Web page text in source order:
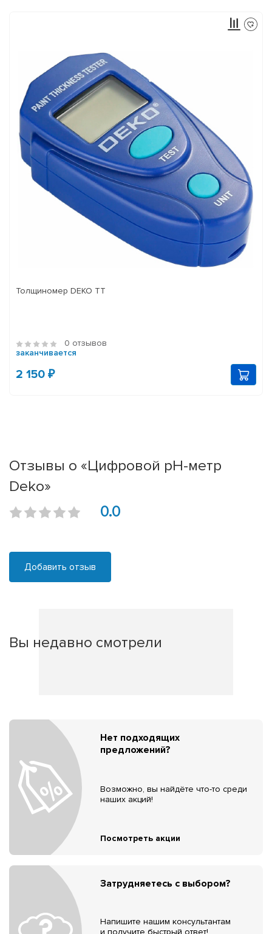
Толщиномер DEKO TT
0 отзывов
заканчивается
2 150 ₽
Отзывы о «Цифровой pH-метр
Deko»
0.0
Добавить отзыв
Вы недавно смотрели
Нет подходящих
предложений?
Возможно, вы найдёте что-то среди
наших акций!
Посмотреть акции
Затрудняетесь с выбором?
Напишите нашим консультантам